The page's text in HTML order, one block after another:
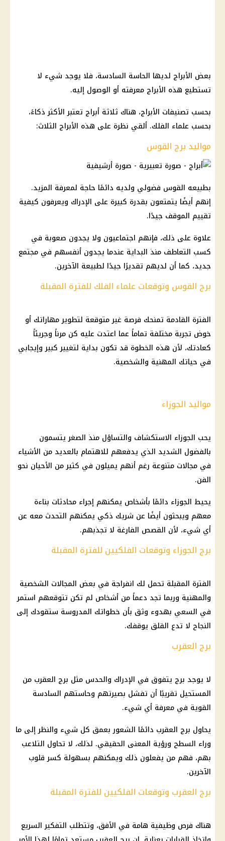
بعض الأبراج لديها الحاسة السادسة، فلا يوجد شيء لا
تستطيع هذه الأبراج معرفته أو الوصول إليه.
بحسب تصنيفات الأبراج، هناك ثلاثة أبراج تعتبر الأكثر ذكاءً،
بحسب علماء الفلك. ألقي نظرة على هذه الأبراج الثلاث:
مواليد برج القوس
بطبيعه القوس فضولي ولديه دائمًا حاجة لمعرفة المزيد.
إنهم أيضًا يتمتعون بقدرة كبيرة على الإدراك ويعرفون كيفية
تقييم الموقف جيدًا.
علاوة على ذلك، فإنهم اجتماعيون ولا يجدون صعوبة في
كسب التعاطف منذ البداية عندما يجدون أنفسهم في مجتمع
جديد، كما أن لديهم تقديرًا جيدًا لطبيعة الآخرين.
برج القوس وتوقعات علماء الفلك للفترة المقبلة
الفترة القادمة تمنحك فرصة غير متوقعة لتطوير مهاراتك أو
خوض تجربة مختلفة تماماً عما اعتدت عليه كن مرناً وجريئاً
كعادتك، لأن هذه الخطوة قد تكون بداية لتغيير كبير وإيجابي
في حياتك المهنية والشخصية.
مواليد الجوزاء
يحب الجوزاء الاستكشاف والتساؤل منذ الصغر يتسمون
بالفضول الشديد الذي يدفعهم للاهتمام بالعديد من الأشياء
في مجالات متنوعة رغم أنهم يميلون في كثير من الأحيان نحو
الفن.
يحيط الجوزاء دائمًا بأشخاص يمكنهم إجراء محادثات بناءة
معهم ويبحثون أيضًا عن شريك ذكي يمكنهم التحدث معه عن
أي شيء، لأن القصص الفارغة لا تجذبهم.
برج الجوزاء وتوقعات الفلكيين للفترة المقبلة
الفترة المقبلة تحمل لك انفراجة في بعض المجالات الشخصية
والمهنية وربما تجد دعماً من أشخاص لم تكن تتوقعهم استمر
في السعي بهدوء وثق بأن خطواتك المدروسة ستقودك إلى
النجاح لا تدع القلق يوقفك.
برج العقرب
لا يوجد برج يتفوق في الإدراك والحدس مثل برج العقرب من
المستحيل تقريبًا أن تفشل بصيرتهم وحاستهم السادسة
القوية في معرفة أي شيء.
يحاول برج العقرب دائمًا الشعور بعمق كل شيء والنظر إلى ما
وراء السطح ورؤية المعنى الحقيقي. لذلك، لا تحاول التلاعب
بهم، فهم من يفعلون ذلك ويمكنهم بسهولة كسر قلوب
الآخرين.
برج العقرب وتوقعات الفلكيين للفترة المقبلة
هناك فرص وظيفية هامة في الأفق، وتتطلب التفكير السريع